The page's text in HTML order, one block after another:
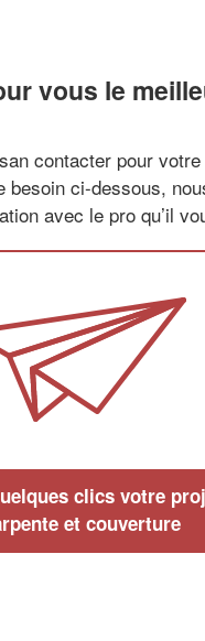
vous le
contacter pour
besoin ci-dessous,
avec le pro qu’il
clics votre
et couverture